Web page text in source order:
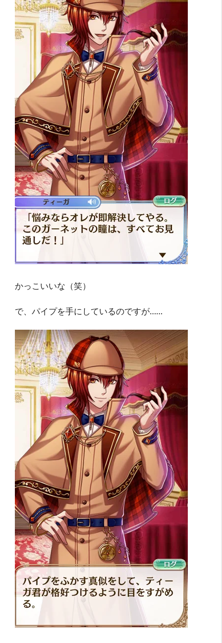
かっこいいな（笑）
で、パイプを手にしているのですが……